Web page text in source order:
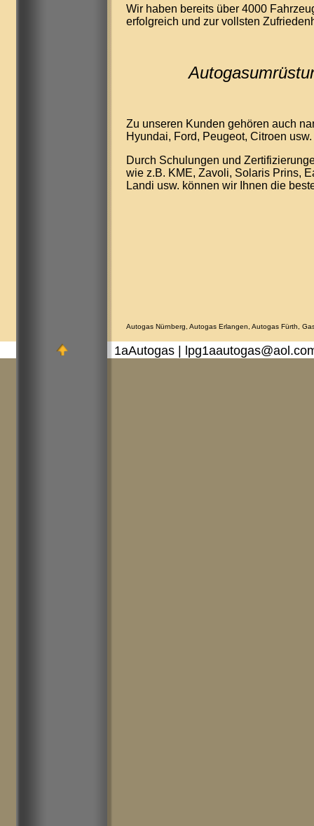
Wir haben bereits über 4000
erfolgreich und zur vollsten
Zu unseren Kunden gehören auch
Hyundai, Ford, Peugeot, Citroen usw.
Durch Schulungen und
wie z.B. KME, Zavoli, Solaris Prins,
Landi usw. können wir Ihnen die
Autogas Nürnberg, Autogas Erlangen, Autogas Fürth,
1aAutogas |